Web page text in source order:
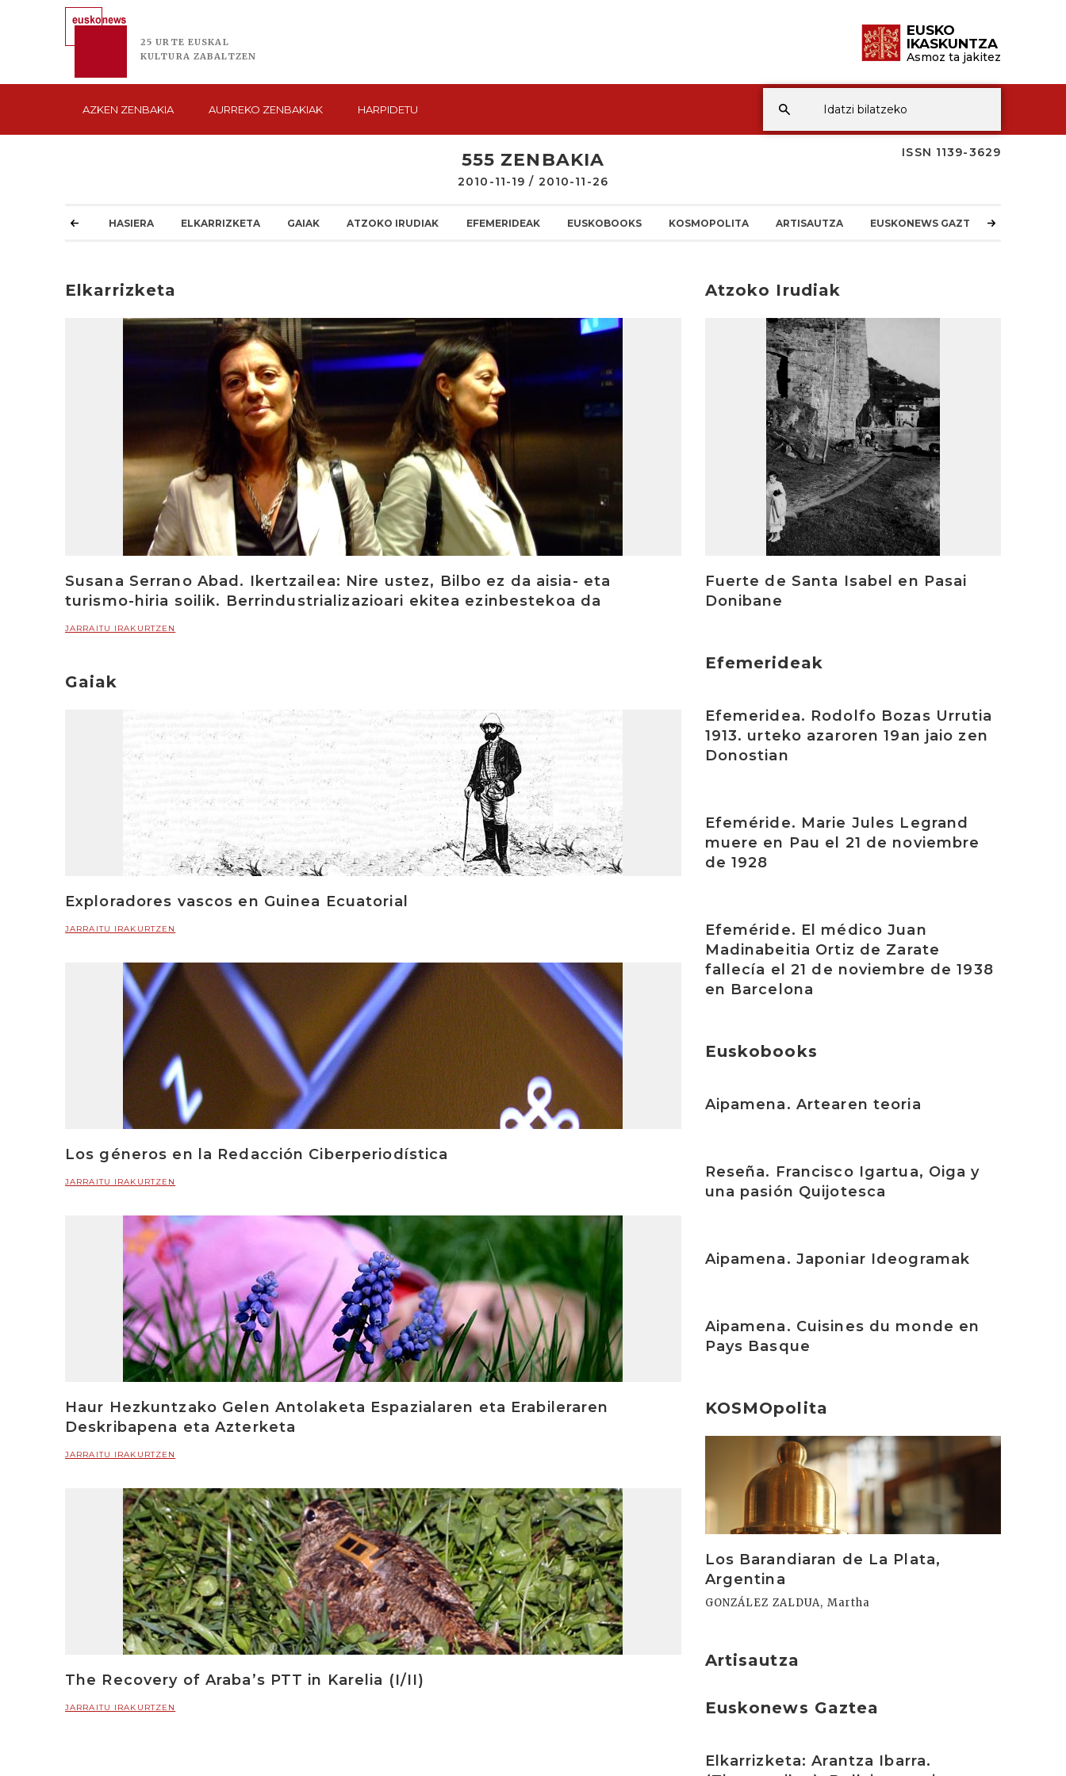
25 URTE EUSKAL
KULTURA ZABALTZEN
EUSKO
IKASKUNTZA
Asmoz ta jakitez
AZKEN ZENBAKIA AURREKO ZENBAKIAK HARPIDETU
ISSN 1139-3629
555 ZENBAKIA
2010-11-19 / 2010-11-26
HASIERA ELKARRIZKETA GAIAK ATZOKO IRUDIAK EFEMERIDEAK EUSKOBOOKS KOSMOPOLITA ARTISAUTZA EUSKONEWS GAZTEA
Elkarrizketa
Susana Serrano Abad. Ikertzailea: Nire ustez, Bilbo ez da aisia- eta
turismo-hiria soilik. Berrindustrializazioari ekitea ezinbestekoa da
JARRAITU IRAKURTZEN
Gaiak
Exploradores vascos en Guinea Ecuatorial
JARRAITU IRAKURTZEN
Los géneros en la Redacción Ciberperiodística
JARRAITU IRAKURTZEN
Haur Hezkuntzako Gelen Antolaketa Espazialaren eta Erabileraren
Deskribapena eta Azterketa
JARRAITU IRAKURTZEN
The Recovery of Araba’s PTT in Karelia (I/II)
JARRAITU IRAKURTZEN
Atzoko Irudiak
Fuerte de Santa Isabel en Pasai
Donibane
Efemerideak
Efemeridea. Rodolfo Bozas Urrutia
1913. urteko azaroren 19an jaio zen
Donostian
Efeméride. Marie Jules Legrand
muere en Pau el 21 de noviembre
de 1928
Efeméride. El médico Juan
Madinabeitia Ortiz de Zarate
fallecía el 21 de noviembre de 1938
en Barcelona
Euskobooks
Aipamena. Artearen teoria
Reseña. Francisco Igartua, Oiga y
una pasión Quijotesca
Aipamena. Japoniar Ideogramak
Aipamena. Cuisines du monde en
Pays Basque
KOSMOpolita
Los Barandiaran de La Plata,
Argentina
GONZÁLEZ ZALDUA, Martha
Artisautza
Euskonews Gaztea
Elkarrizketa: Arantza Ibarra.